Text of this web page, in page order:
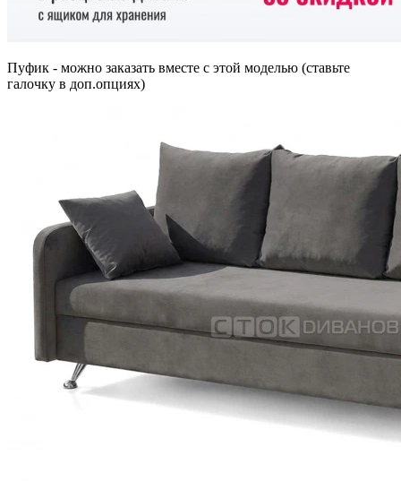
Пуфик - можно заказать вместе с этой моделью (ставьте
галочку в доп.опциях)